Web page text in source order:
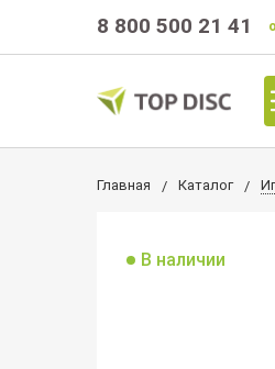
8 800 500 21 41
Главная Каталог
В наличии